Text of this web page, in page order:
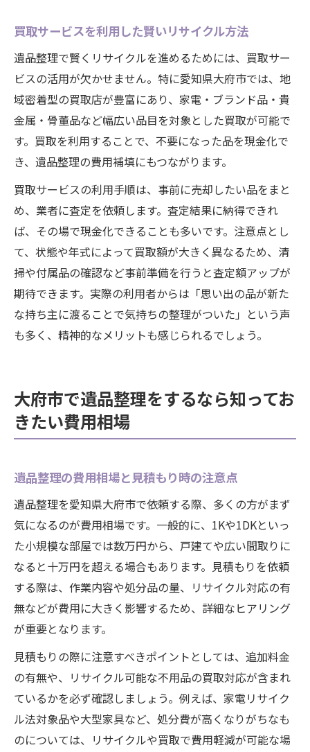
買取サービスを利用した賢いリサイクル方法
遺品整理で賢くリサイクルを進めるためには、買取サー
ビスの活用が欠かせません。特に愛知県大府市では、地
域密着型の買取店が豊富にあり、家電・ブランド品・貴
金属・骨董品など幅広い品目を対象とした買取が可能で
す。買取を利用することで、不要になった品を現金化で
き、遺品整理の費用補填にもつながります。
買取サービスの利用手順は、事前に売却したい品をまと
め、業者に査定を依頼します。査定結果に納得できれ
ば、その場で現金化できることも多いです。注意点とし
て、状態や年式によって買取額が大きく異なるため、清
掃や付属品の確認など事前準備を行うと査定額アップが
期待できます。実際の利用者からは「思い出の品が新た
な持ち主に渡ることで気持ちの整理がついた」という声
も多く、精神的なメリットも感じられるでしょう。
大府市で遺品整理をするなら知ってお
きたい費用相場
遺品整理の費用相場と見積もり時の注意点
遺品整理を愛知県大府市で依頼する際、多くの方がまず
気になるのが費用相場です。一般的に、1Kや1DKといっ
た小規模な部屋では数万円から、戸建てや広い間取りに
なると十万円を超える場合もあります。見積もりを依頼
する際は、作業内容や処分品の量、リサイクル対応の有
無などが費用に大きく影響するため、詳細なヒアリング
が重要となります。
見積もりの際に注意すべきポイントとしては、追加料金
の有無や、リサイクル可能な不用品の買取対応が含まれ
ているかを必ず確認しましょう。例えば、家電リサイク
ル法対象品や大型家具など、処分費が高くなりがちなも
のについては、リサイクルや買取で費用軽減が可能な場